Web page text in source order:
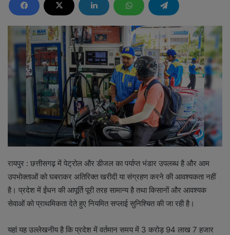
रायपुर : छत्तीसगढ़ में पेट्रोल और डीजल का पर्याप्त भंडार उपलब्ध है और आम
उपभोक्ताओं को घबराकर अतिरिक्त खरीदी या संग्रहण करने की आवश्यकता नहीं
है। प्रदेश में ईंधन की आपूर्ति पूरी तरह सामान्य है तथा किसानों और आवश्यक
सेवाओं को प्राथमिकता देते हुए नियमित सप्लाई सुनिश्चित की जा रही है।
यहां यह उल्लेखनीय है कि प्रदेश में वर्तमान समय में 3 करोड़ 94 लाख 7 हजार